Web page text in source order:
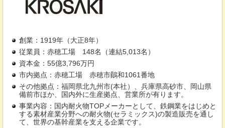
創業：1919年（大正8年）
従業員：赤穂工場
148名（連結5,013名）
資本金：55億3,796万円
市内拠点：赤穂工場
赤穂市鷆和1061番地
その他拠点：福岡県北九州市(本社）、兵庫県高砂市、岡山県
備前市ほか、国内外に生産拠点、営業所が有ります。
事業内容：国内耐火物TOPメーカーとして、鉄鋼業をはじめと
する素材産業分野への耐火物(セラミックス)の製造販売を通し
て、世界の基幹産業を支える企業です。